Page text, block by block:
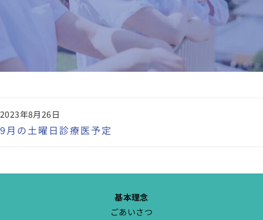
9月の土曜日診療医予定
2023年8月26日
基本理念
ごあいさつ